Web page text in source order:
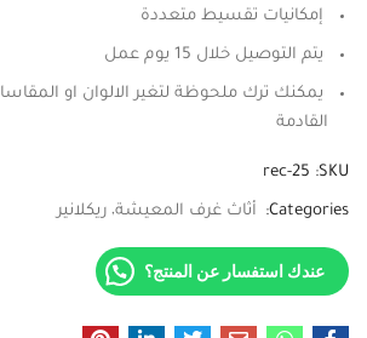
إمكانيات تقسيط متعددة
يتم التوصيل خلال 15 يوم عمل
يمكنك ترك ملحوظة لتغير الالوان او
القادمة
SKU:
rec-25
Categories: أثاث غرف المعيشة ريكلانير
عندك استفسار عن المنتج؟